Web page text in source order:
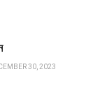
30, 2023